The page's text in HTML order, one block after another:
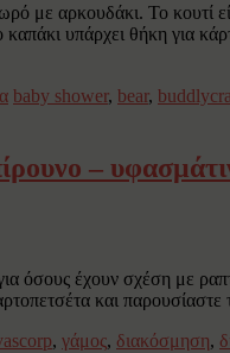
με αρκουδάκι. Το
υπάρχει θήκη για
baby shower, bear,
–
όσους έχουν σχέση με
και
, γάμος, διακόσμηση,